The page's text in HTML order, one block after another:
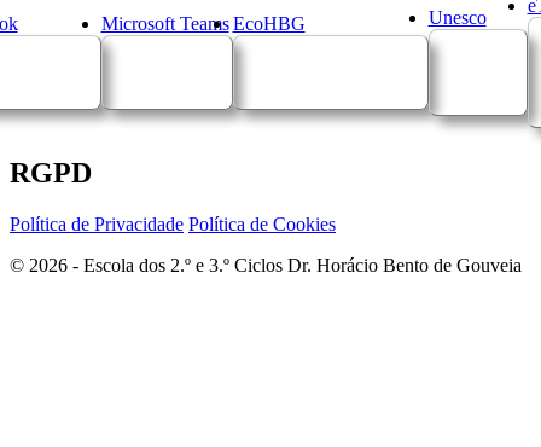
Microsoft Teams EcoHBG Unesco
RGPD
Política de Privacidade Política de Cookies
© 2026 - Escola dos 2.º e 3.º Ciclos Dr. Horácio Bento de Gouveia